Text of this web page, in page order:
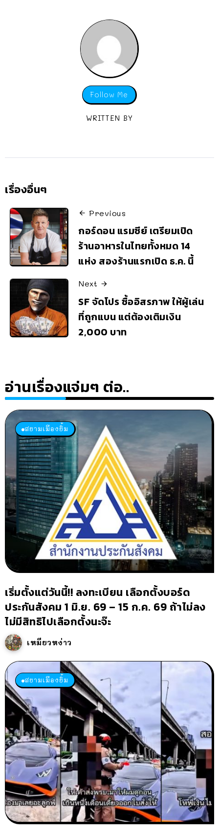
Follow Me
WRITTEN BY
เรื่องอื่นๆ
Previous
กอร์ดอน แรมซีย์ เตรียมเปิด
ร้านอาหารในไทยทั้งหมด 14
แห่ง สองร้านแรกเปิด ธ.ค. นี้
Next
SF จัดโปร ซื้ออิสรภาพ ให้ผู้เล่น
ที่ถูกแบน แต่ต้องเติมเงิน
2,000 บาท
อ่านเรื่องแจ่มๆ ต่อ..
สยามเมืองยิ้ม
เริ่มตั้งแต่วันนี้!! ลงทะเบียน เลือกตั้งบอร์ด
ประกันสังคม 1 มิ.ย. 69 – 15 ก.ค. 69 ถ้าไม่ลง
ไม่มีสิทธิไปเลือกตั้งนะจ๊ะ
เหมียวหง่าว
สยามเมืองยิ้ม